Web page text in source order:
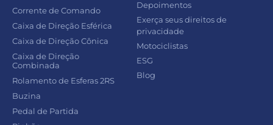
Corrente de Comando
Caixa de Direção Esférica
Caixa de Direção Cônica
Caixa de Direção
Combinada
Rolamento de Esferas 2RS
Buzina
Pedal de Partida
Depoimentos
Exerça seus direitos de
privacidade
Motociclistas
ESG
Blog